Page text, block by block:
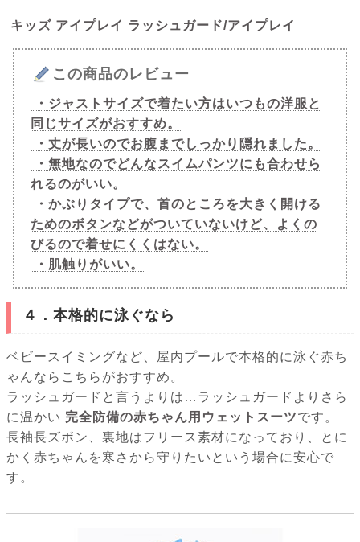
キッズ アイプレイ ラッシュガード/アイプレイ
この商品のレビュー
・ジャストサイズで着たい方はいつもの洋服と
同じサイズがおすすめ。
・丈が長いのでお腹までしっかり隠れました。
・無地なのでどんなスイムパンツにも合わせら
れるのがいい。
・かぶりタイプで、首のところを大きく開ける
ためのボタンなどがついていないけど、よくの
びるので着せにくくはない。
・肌触りがいい。
４．本格的に泳ぐなら
ベビースイミングなど、屋内プールで本格的に泳ぐ赤ち
ゃんならこちらがおすすめ。
ラッシュガードと言うよりは…ラッシュガードよりさら
に温かい 完全防備の赤ちゃん用ウェットスーツです。
長袖長ズボン、裏地はフリース素材になっており、とに
かく赤ちゃんを寒さから守りたいという場合に安心で
す。